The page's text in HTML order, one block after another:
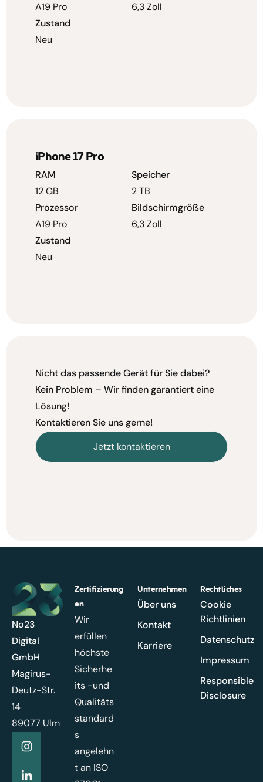
A19 Pro
6,3 Zoll
Zustand
Neu
iPhone 17 Pro
RAM
12 GB
Speicher
2 TB
Prozessor
A19 Pro
Bildschirmgröße
6,3 Zoll
Zustand
Neu
Nicht das passende Gerät für Sie dabei?
Kein Problem – Wir finden garantiert eine
Lösung!
Kontaktieren Sie uns gerne!
Jetzt kontaktieren
No23
Digital
GmbH
Magirus-
Deutz-Str.
14
89077 Ulm
Zertifizierung
en
Wir
erfüllen
höchste
Sicherhe
its -und
Qualitäts
standard
s
angelehn
t an ISO
Unternehmen
Über uns
Kontakt
Karriere
Rechtliches
Cookie
Richtlinien
Datenschutz
Impressum
Responsible
Disclosure